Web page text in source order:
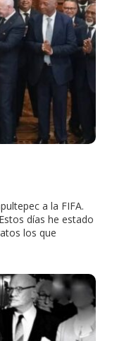
a la FIFA.
días he estado
los que